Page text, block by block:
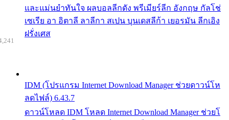
และแม่นยำทันใจ ผลบอลลีกดัง พรีเมียร์ลีก อังกฤษ กัลโช่
เซเรีย อา อิตาลี ลาลีกา สเปน บุนเดสลีก้า เยอรมัน ลีกเอิง
ฝรั่งเศส
IDM (โปรแกรม Internet Download Manager ช่วยดาวน์โห
ลดไฟล์) 6.43.7
ดาวน์โหลด IDM โหลด Internet Download Manager ช่วยโ